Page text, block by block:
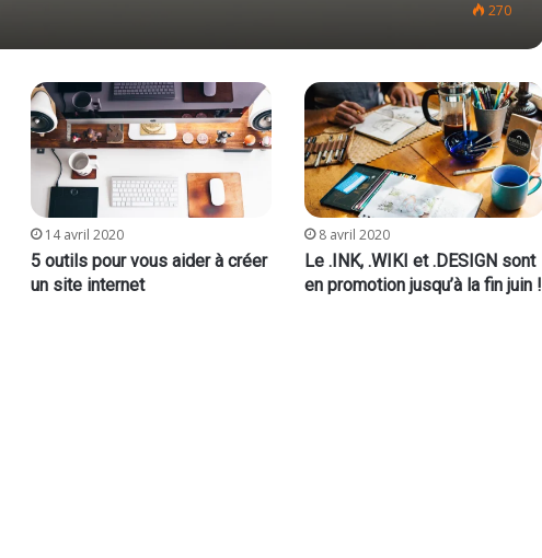
270
14 avril 2020
5 outils pour vous aider à créer
un site internet
8 avril 2020
Le .INK, .WIKI et .DESIGN sont
en promotion jusqu’à la fin juin !